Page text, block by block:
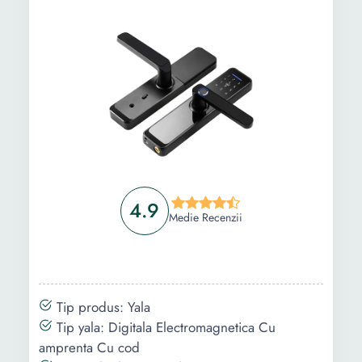
4.9 Medie Recenzii
Tip produs: Yala
Tip yala: Digitala Electromagnetica Cu
amprenta Cu cod
SDLOGAL, Yala inteligenta wireless Aplicatie,
Card, Amprenta, Parola, Cheie, compatibil
Android si IOS, pentru dormitor, hotel,
depozit, birou, Negru
Intrebari Frecvente